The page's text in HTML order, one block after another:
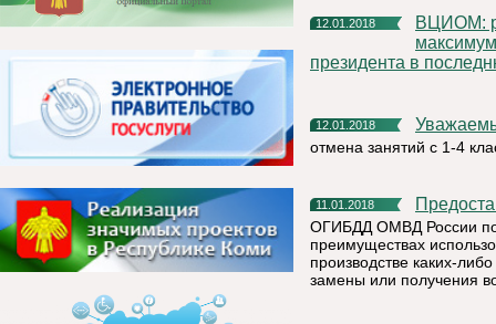
12.01.2018
ВЦИОМ: рейтинг доверия Путину в декабре достиг
президента в
12.01.2018
отмена занятий с 1-4
11.01.2018
ОГИБДД ОМВД России по
преимуществах
производстве каких-
замены или получения